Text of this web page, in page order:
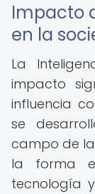
Impacto
en la
La
impacto
influencia
se
campo de
la forma
tecnología